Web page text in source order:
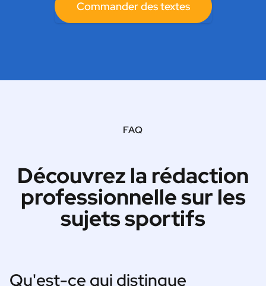
Commander des textes
FAQ
Découvrez la rédaction
professionnelle sur les
sujets sportifs
Qu'est-ce qui distingue